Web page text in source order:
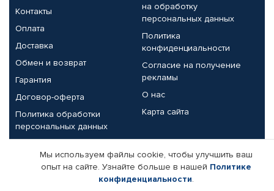
Контакты
Оплата
Доставка
Обмен и возврат
Гарантия
Договор-оферта
Политика обработки
персональных данных
на обработку
персональных данных
Политика
конфиденциальности
Согласие на получение
рекламы
О нас
Карта сайта
Партнерам
Корпоративным клиентам
Реквизиты компании
Мы используем файлы cookie, чтобы улучшить ваш
опыт на сайте. Узнайте больше в нашей Политике
конфиденциальности.